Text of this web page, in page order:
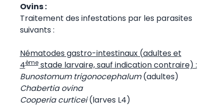
Ovins :
Traitement des infestations par les parasites
suivants :
Nématodes gastro-intestinaux (adultes et
4èmestade larvaire, sauf indication contraire) :
Bunostomum trigonocephalum(adultes)
Chabertia ovina
Cooperia curticei(larves L4)